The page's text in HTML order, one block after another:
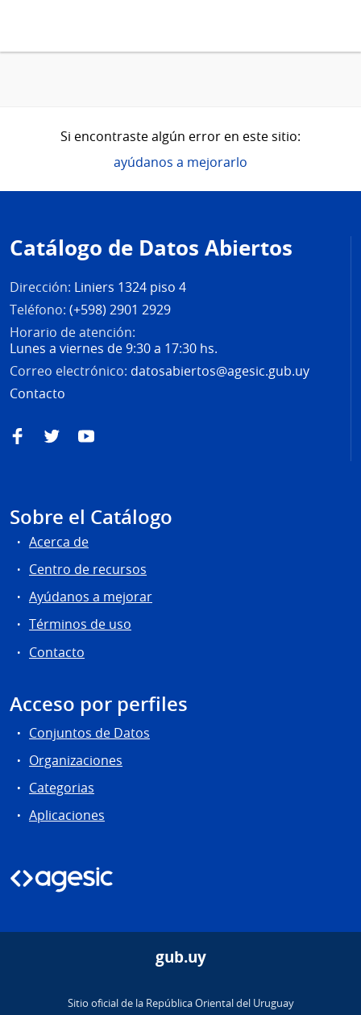
Si encontraste algún error en este sitio:
ayúdanos a mejorarlo
de
página
Catálogo de Datos Abiertos
Dirección: Liniers 1324 piso 4
Teléfono: (+598) 2901 2929
Horario de atención:
Lunes a viernes de 9:30 a 17:30 hs.
Correo electrónico: datosabiertos@agesic.gub.uy
Contacto
FacebookTwitterYouTube
Sobre el Catálogo
Acerca de
Centro de recursos
Ayúdanos a mejorar
Términos de uso
Contacto
Acceso por perfiles
Conjuntos de Datos
Organizaciones
Categorias
Aplicaciones
gub.uy
Sitio oficial de la República Oriental del Uruguay